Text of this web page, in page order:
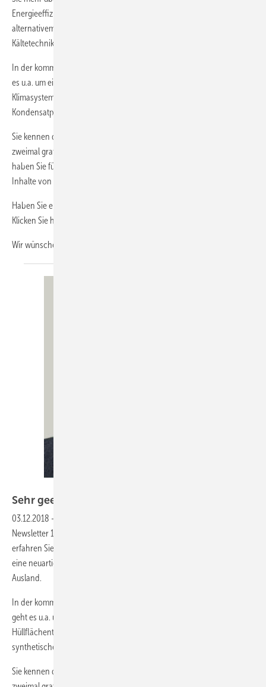
Energieeffizienz von Luftfiltern, Projekte mit
alternativemSicherheitskältemittel und Zukunfstforschung in der
Kältetechnik
In der kommenden Print-Ausgabe, die am 14. Februar erscheint, geht
es u.a. um ein Tiefkühl-Zentrallager in Tschechien, ein Hybrid-VRF-
Klimasystem mit Wärmerückgewinnung und nahezu unbemerkten
Kondensatpumpen.
Sie kennen die Print-Ausgabe noch gar nicht? Dann lernen Sie die KK
zweimal gratis kennen!
haben Sie für die Laufzeit über www.diekaelte.de vollen Zugriff auf die
Inhalte von rund 200 Heftausgaben.
Haben Sie einen Newsletter von uns verpasst? Auch kein Problem!
Klicken Sie hier und sehen Sie sich im NL-Archiv um.
Wir wünschen Ihnen viel Spaß beim
Sehr geehrte Leserinnen und
03.12.2018 -
Newsletter 16-2018 vom 3. Dezember 2018. In dieser Ausgabe
erfahren Sie mehr über eine vollklimatisierte Luxus-Seibahnkabine,
eine neuartige Absorptionskälteanlage und wichtige Themen aus dem
Ausland.
In der kommenden Print-Ausgabe, die am 6. Dezember erscheint,
geht es u.a. um Eisspeicher,
Hüllflächentemperierung, Umrüstmöglichkeiten von Anlagen mit
synthetischem Kältemittel und einiges mehr.
Sie kennen die Print-Ausgabe noch gar nicht? Dann lernen Sie die KK